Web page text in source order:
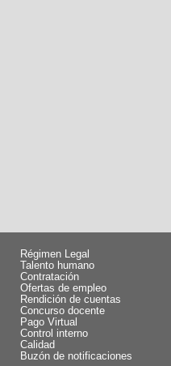
Régimen Legal
Talento humano
Contratación
Ofertas de empleo
Rendición de cuentas
Concurso docente
Pago Virtual
Control interno
Calidad
Buzón de notificaciones